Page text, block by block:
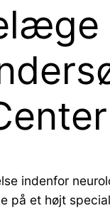
indenfor
på et højt